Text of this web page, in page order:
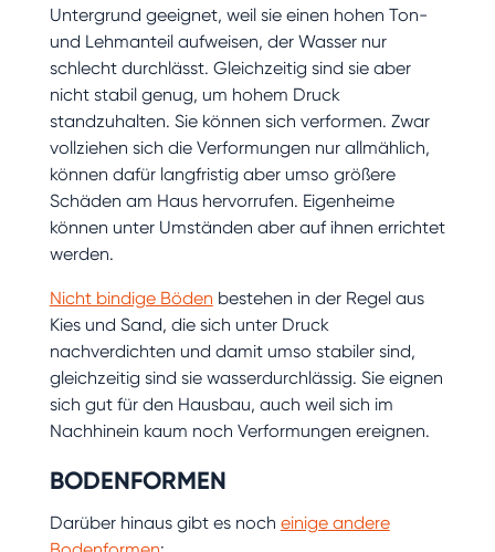
Untergrund geeignet, weil sie einen hohen Ton-
und Lehmanteil aufweisen, der Wasser nur
schlecht durchlässt. Gleichzeitig sind sie aber
nicht stabil genug, um hohem Druck
standzuhalten. Sie können sich verformen. Zwar
vollziehen sich die Verformungen nur allmählich,
können dafür langfristig aber umso größere
Schäden am Haus hervorrufen. Eigenheime
können unter Umständen aber auf ihnen errichtet
werden.
Nicht bindige Böden bestehen in der Regel aus
Kies und Sand, die sich unter Druck
nachverdichten und damit umso stabiler sind,
gleichzeitig sind sie wasserdurchlässig. Sie eignen
sich gut für den Hausbau, auch weil sich im
Nachhinein kaum noch Verformungen ereignen.
BODENFORMEN
Darüber hinaus gibt es noch einige andere